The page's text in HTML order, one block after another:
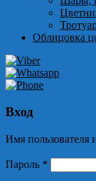
Облицовка
Вход
Имя пользователя
Пароль *